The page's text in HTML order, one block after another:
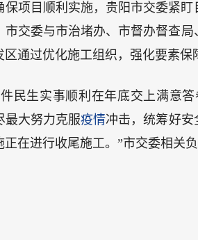
保项目顺利实施，贵阳市交委紧
市交委与市治堵办、市督办督查
区通过优化施工组织，强化要素
民生实事顺利在年底交上满意
最大努力克服疫情冲击，统筹好
正在进行收尾施工。”市交委相关